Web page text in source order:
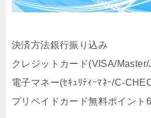
決済方法銀行振り込み
クレジットカード(VISA/
電子マネー(ｾｷｭﾘﾃｨｰﾏﾈｰ/C-
プリペイドカード無料ポイント